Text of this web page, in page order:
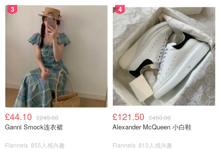
3
£44.10 £245.00
Ganni Smock连衣裙
Flannels 855人感兴趣
4
£121.50 £450.00
Alexander McQueen 小白鞋
Flannels 810人感兴趣